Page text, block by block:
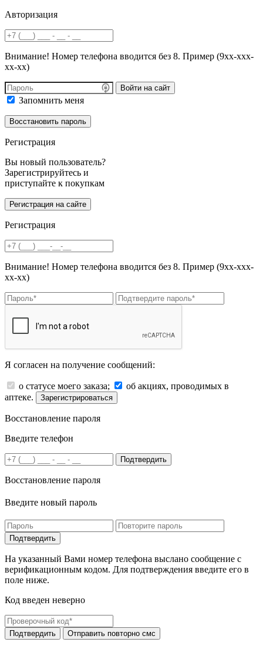
Авторизация
Внимание! Номер телефона вводится без 8. Пример (9хх-ххх-
хх-хх)
Войти на сайт
Запомнить меня
Регистрация
Вы новый пользователь?
Зарегистрируйтесь и
приступайте к покупкам
Регистрация
Внимание! Номер телефона вводится без 8. Пример (9хх-ххх-
хх-хх)
Я согласен на получение сообщений:
о статусе моего заказа;
об акциях, проводимых в
аптеке.
Зарегистрироваться
Восстановление пароля
Введите телефон
Подтвердить
Восстановление пароля
Введите новый пароль
На указанный Вами номер телефона выслано сообщение с
верификационным кодом. Для подтверждения введите его в
поле ниже.
Код введен неверно